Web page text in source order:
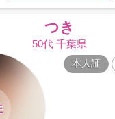
つき
50代 千葉県
本人証